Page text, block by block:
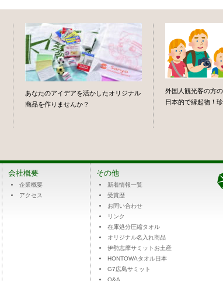
あなたのアイデアを活かしたオリジナル
商品を作りませんか？
外国人観光客の方
日本的で縁起物！
会社概要
企業概要
アクセス
その他
新着情報一覧
受賞歴
お問い合わせ
リンク
在庫処分圧縮タオル
オリジナル名入れ商品
伊勢志摩サミットお土産
HONTOWAタオル日本
G7広島サミット